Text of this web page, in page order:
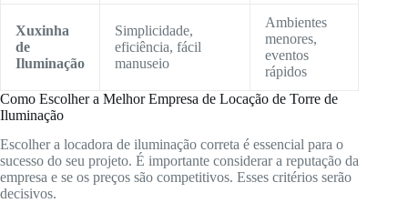
Xuxinha
de
Iluminação
Simplicidade,
eficiência, fácil
manuseio
Ambientes
menores,
eventos
rápidos
Como Escolher a Melhor Empresa de Locação de Torre de
Iluminação
Escolher a locadora de iluminação correta é essencial para o
sucesso do seu projeto. É importante considerar a reputação da
empresa e se os preços são competitivos. Esses critérios serão
decisivos.